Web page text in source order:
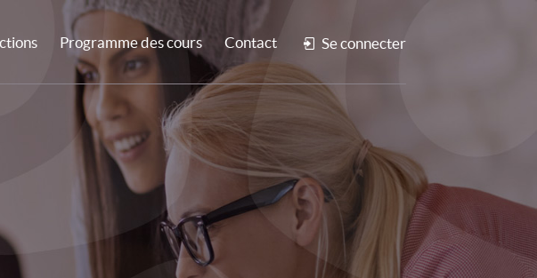
Programme des cours Contact Se connecter